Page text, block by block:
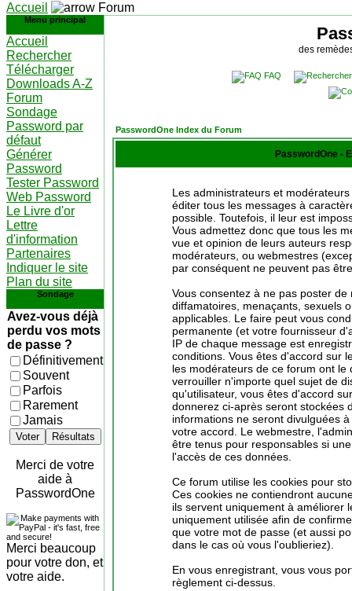
Accueil Forum
Menu principal
Accueil
Rechercher
Télécharger
Downloads A-Z
Forum
Sondage
Password par
défaut
Générer
Password
Tester Password
Web Password
Le Livre d'or
Lettre
d'information
Partenaires
Indiquer le site
Plan du site
Sondage
Avez-vous déjà
perdu vos mots
de passe ?
Définitivement
Souvent
Parfois
Rarement
Jamais
Voter Résultats
Merci de votre
aide à
PasswordOne
Merci beaucoup
pour votre don, et
votre aide.
des
FAQ
PasswordOne Index du Forum
PasswordOne -
Les administrateurs et
éditer tous les messages à
possible. Toutefois, il leur est
Vous admettez donc que tous les
vue et opinion de leurs auteurs
modérateurs, ou webmestres
par conséquent ne peuvent pas
Vous consentez à ne pas poster
diffamatoires, menaçants, sexuels
applicables. Le faire peut vous
permanente (et votre fournisseur
IP de chaque message est
conditions. Vous êtes d'accord sur
les modérateurs de ce forum ont
verrouiller n'importe quel sujet de
qu'utilisateur, vous êtes d'accord
donnerez ci-après seront stockées
informations ne seront divulguées
votre accord. Le webmestre,
être tenus pour responsables si
l'accès de ces données.
Ce forum utilise les cookies pour
Ces cookies ne contiendront
ils servent uniquement à améliorer
uniquement utilisée afin de
que votre mot de passe (et aussi
dans le cas où vous l'oublieriez).
En vous enregistrant, vous vous
règlement ci-dessus.